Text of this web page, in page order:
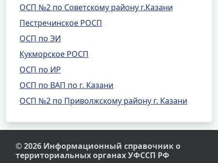
ОСП №2 по Советскому району г.Казани
Пестречинское РОСП
ОСП по ЭИ
Кукморское РОСП
ОСП по ИР
ОСП по ВАП по г. Казани
ОСП №2 по Приволжскому району г. Казани
© 2026 Информационный справочник о
территориальных органах УФССП РФ